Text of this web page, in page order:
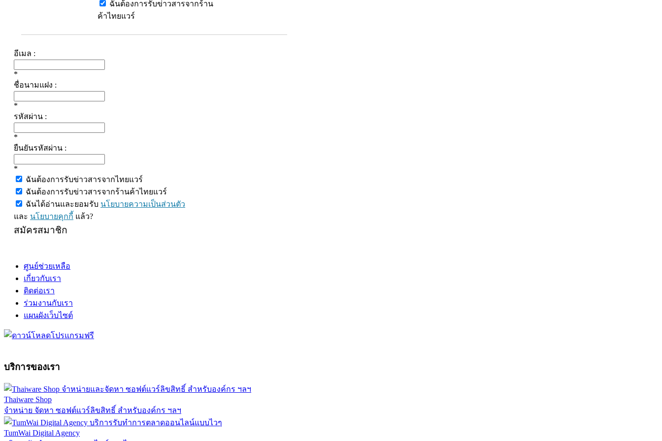
ฉันต้องการรับข่าวสารจากร้าน
ค้าไทยแวร์
อีเมล :
*
ชื่อนามแฝง :
*
รหัสผ่าน :
*
ยืนยันรหัสผ่าน :
*
ฉันต้องการรับข่าวสารจากไทยแวร์
ฉันต้องการรับข่าวสารจากร้านค้าไทยแวร์
ฉันได้อ่านและยอมรับ นโยบายความเป็นส่วนตัว
และ นโยบายคุกกี้ แล้ว?
สมัครสมาชิก
ศูนย์ช่วยเหลือ
เกี่ยวกับเรา
ติดต่อเรา
ร่วมงานกับเรา
แผนผังเว็บไซต์
บริการของเรา
Thaiware Shop
จำหน่าย จัดหา ซอฟต์แวร์ลิขสิทธิ์ สำหรับองค์กร ฯลฯ
TumWai Digital Agency